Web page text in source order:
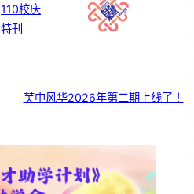
110校庆
特刊
芙中风华2026年第二期上线了！